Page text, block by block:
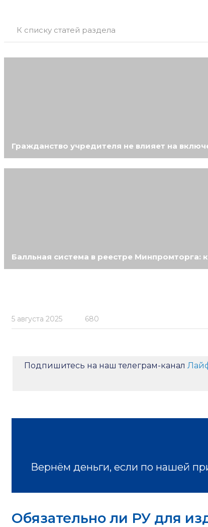
К списку статей раздела
Гражданство учредителя не влияет на
Балльная система в реестре Минпромторга:
5 августа 2025 680
Подпишитесь на наш телеграм-канал
Вернём деньги, если по нашей
Обязательно ли РУ для